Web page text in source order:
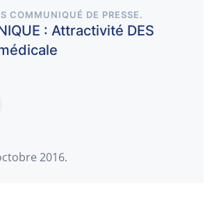
COMMUNIQUÉ DE PRESSE.
: Attractivité DES
2016.